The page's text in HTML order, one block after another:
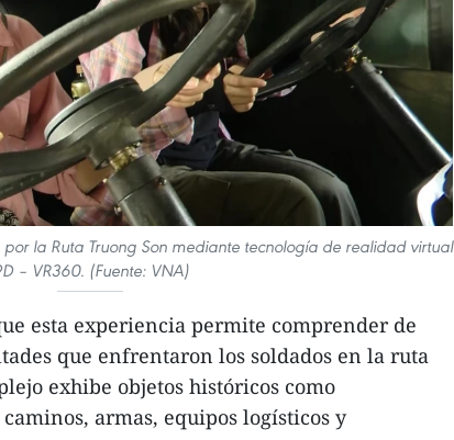
la Ruta Truong Son mediante tecnología de realidad virtual
– VR360. (Fuente: VNA)
esta experiencia permite comprender de
que enfrentaron los soldados en la ruta
exhibe objetos históricos como
armas, equipos logísticos y